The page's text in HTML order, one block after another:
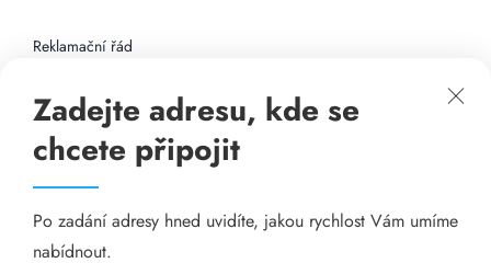
Reklamační řád
Připojení k internetu
Odkazy
Katalog A-seznam.cz
Zadejte adresu, kde se
chcete připojit
Po zadání adresy hned uvidíte, jakou rychlost Vám umíme
nabídnout.